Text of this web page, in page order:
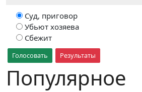
Суд, приговор
Убьют хозяева
Сбежит
Голосовать Результаты
Популярное